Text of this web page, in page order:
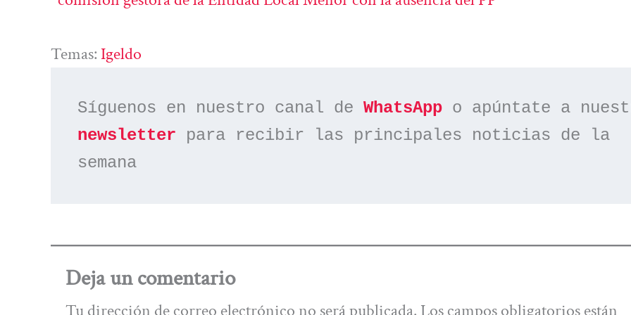
Temas: Igeldo
Síguenos en nuestro canal de WhatsApp
newsletter para recibir las principales noticias de la
semana
Deja un comentario
Tu dirección de correo electrónico no será publicada. Los campos obligatorios están